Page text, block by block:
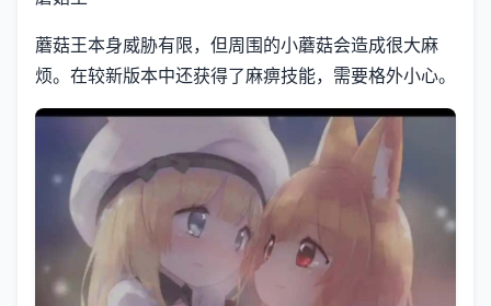
蘑菇王本身威胁有限，但周围的小蘑菇会造成很大麻
烦。在较新版本中还获得了麻痹技能，需要格外小心。